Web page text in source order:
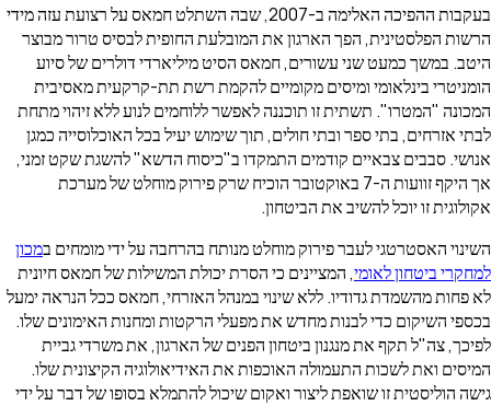
בעקבות ההפיכה האלימה ב-2007, שבה השתלט חמאס על רצועת עזה מידי
הפך הארגון את המובלעת החופית לבסיס טרור מבוצר
כמעט שני עשורים, חמאס הסיט מיליארדי דולרים של סיוע
בינלאומי ומיסים מקומיים להקמת רשת תת-קרקעית מאסיבית
"המטרו". תשתית זו תוכננה לאפשר ללוחמים לנוע ללא זיהוי מתחת
בתי ספר ובתי חולים, תוך שימוש יעיל בכל האוכלוסייה כמגן
סבבים צבאיים קודמים התמקדו ב"כיסוח הדשא" להשגת שקט זמני,
אך היקף זוועות ה-7 באוקטובר הוכיח שרק פירוק מוחלט של מערכת
זו יוכל להשיב את הביטחון.
האסטרטגי לעבר פירוק מוחלט מנותח בהרחבה על ידי מומחים במכון
לאומי, המציינים כי הסרת יכולת המשילות של חמאס חיונית
מהשמדת גדודיו. ללא שינוי במנהל האזרחי, חמאס ככל הנראה ימעל
כדי לבנות מחדש את מפעלי הרקטות ומחנות האימונים שלו.
תקף את מנגנון ביטחון הפנים של הארגון, את משרדי גביית
ואת לשכות התעמולה האוכפות את האידיאולוגיה הקיצונית שלו.
זו שואפת ליצור ואקום שיכול להתמלא בסופו של דבר על ידי